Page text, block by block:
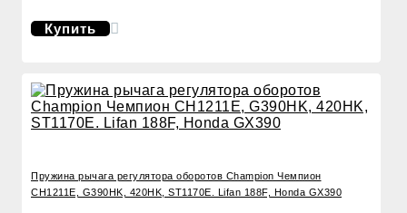
Купить
Пружина рычага регулятора оборотов Champion Чемпион
CH1211E, G390HK, 420HK, ST1170E. Lifan 188F, Honda GX390